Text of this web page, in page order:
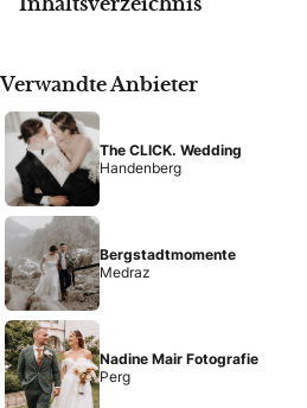
Inhaltsverzeichnis
Verwandte Anbieter
The CLICK. Wedding
Handenberg
Bergstadtmomente
Medraz
Nadine Mair Fotografie
Perg